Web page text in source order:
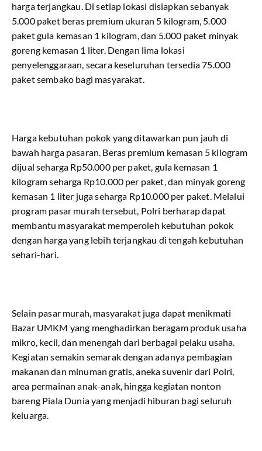
harga terjangkau. Di setiap lokasi disiapkan sebanyak
5.000 paket beras premium ukuran 5 kilogram, 5.000
paket gula kemasan 1 kilogram, dan 5.000 paket minyak
goreng kemasan 1 liter. Dengan lima lokasi
penyelenggaraan, secara keseluruhan tersedia 75.000
paket sembako bagi masyarakat.
Harga kebutuhan pokok yang ditawarkan pun jauh di
bawah harga pasaran. Beras premium kemasan 5 kilogram
dijual seharga Rp50.000 per paket, gula kemasan 1
kilogram seharga Rp10.000 per paket, dan minyak goreng
kemasan 1 liter juga seharga Rp10.000 per paket. Melalui
program pasar murah tersebut, Polri berharap dapat
membantu masyarakat memperoleh kebutuhan pokok
dengan harga yang lebih terjangkau di tengah kebutuhan
sehari-hari.
Selain pasar murah, masyarakat juga dapat menikmati
Bazar UMKM yang menghadirkan beragam produk usaha
mikro, kecil, dan menengah dari berbagai pelaku usaha.
Kegiatan semakin semarak dengan adanya pembagian
makanan dan minuman gratis, aneka suvenir dari Polri,
area permainan anak-anak, hingga kegiatan nonton
bareng Piala Dunia yang menjadi hiburan bagi seluruh
keluarga.